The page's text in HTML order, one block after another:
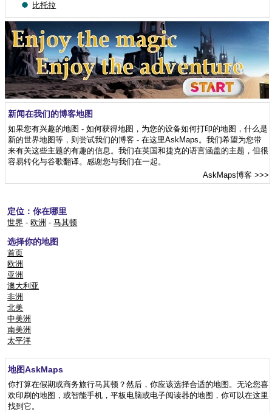
比托拉
新闻在我们的博客地图
如果您有兴趣的地图 - 如何获得地图，为您的设备如何打印的地图，什么是
新的世界地图等，则尝试我们的博客 - 在这里AskMaps。我们希望为您带
来有关这些主题的有趣的信息。我们在英国和捷克的语言涵盖的主题，但很
容易转化与谷歌翻译。感谢您与我们在一起。
AskMaps博客 >>>
定位：你在哪里
世界 -欧洲 -马其顿
选择你的地图
首页
欧洲
亚洲
澳大利亚
非洲
北美
中美洲
南美洲
太平洋
地图AskMaps
你打算在假期或商务旅行马其顿？然后，你应该选择合适的地图。无论您喜
欢印刷的地图，或智能手机，平板电脑或电子阅读器的地图，你可以在这里
找到它。